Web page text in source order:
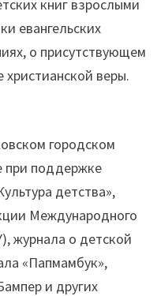
книг взрослыми
евангельских
о присутствующем
христианской веры.
городском
при поддержке
детства»,
Международного
журнала о детской
«Папмамбук»,
и других